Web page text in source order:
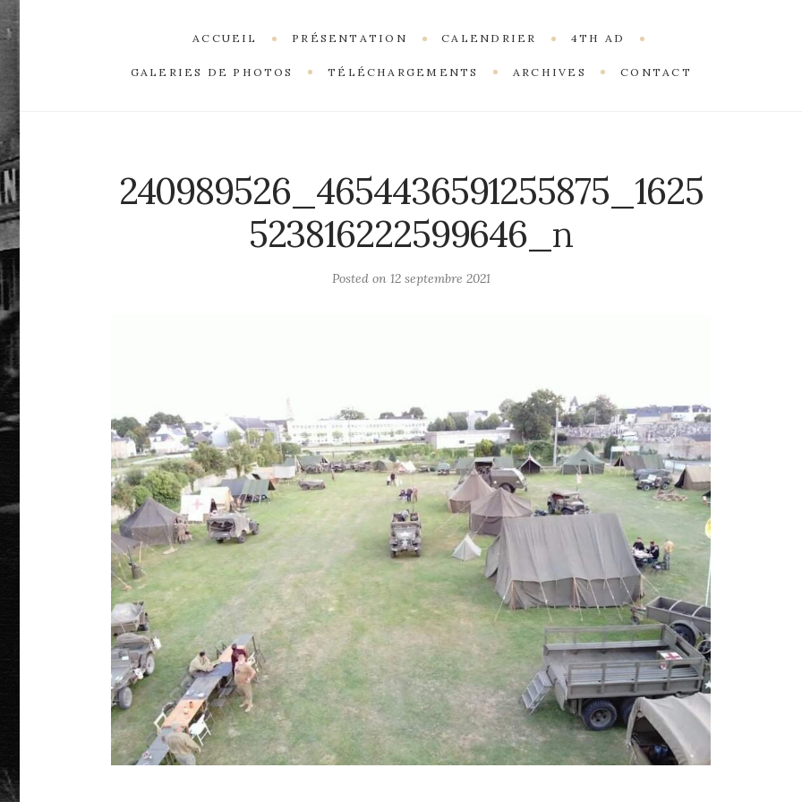
ACCUEIL PRÉSENTATION CALENDRIER 4TH AD
GALERIES DE PHOTOS TÉLÉCHARGEMENTS ARCHIVES CONTACT
240989526_4654436591255875_1625
523816222599646_n
Posted on 12 septembre 2021